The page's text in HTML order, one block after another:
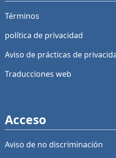
Términos
política de privacidad
Aviso de prácticas de
Traducciones web
Acceso
Aviso de no discriminación